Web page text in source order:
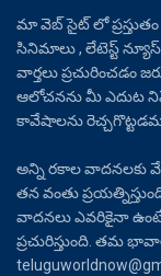
మా వెబ్ సైట్ లో
సినిమాలు , లేటెస్ట్ న్యూస్
వార్తలు ప్రచురించడం
ఆలోచనను మీ ఎదుట
కావేషాలను
అన్ని రకాల వాదనలకు
తన వంతు
వాదనలు ఎవరికైనా
ప్రచురిస్తుంది. తమ